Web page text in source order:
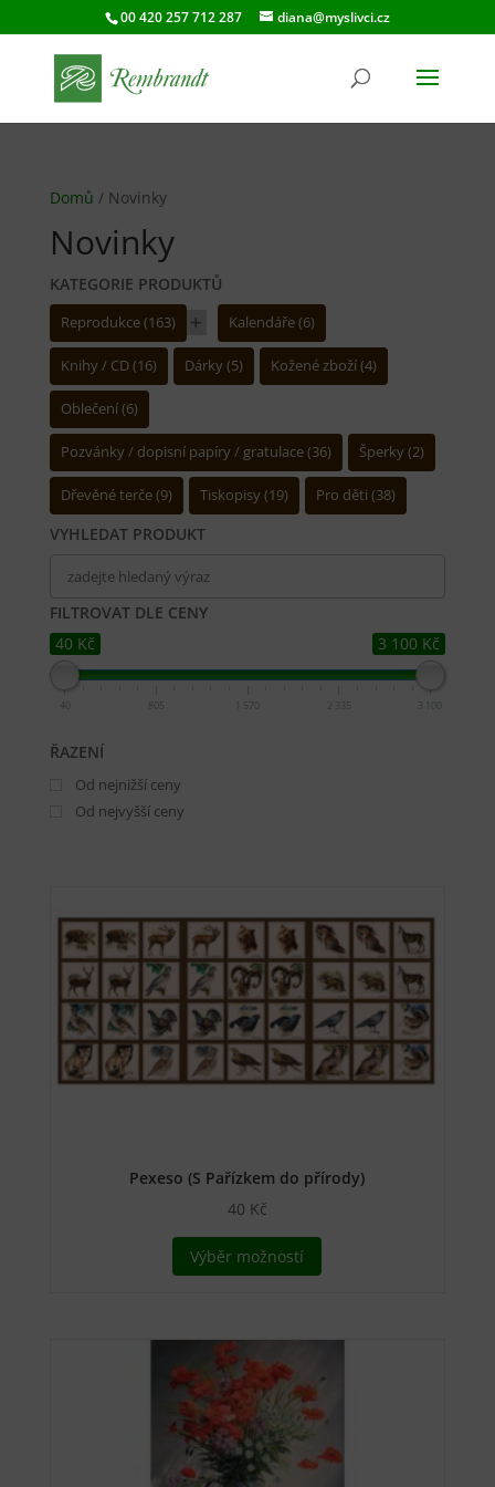
00 420 257 712 287 diana@myslivci.cz
Domů / Novinky
Novinky
KATEGORIE PRODUKTŮ
Reprodukce 163 Kalendáře 6
Knihy / CD 16 Dárky 5 Kožené zboží 4
Oblečení 6
Pozvánky / dopisní papíry / gratulace 36 Šperky 2
Dřevěné terče 9 Tiskopisy 19 Pro děti 38
VYHLEDAT PRODUKT
FILTROVAT DLE CENY
40 Kč
3 100 Kč
40 805 1 570 2 335 3 100
ŘAZENÍ
Od nejnižší ceny
Od nejvyšší ceny
Pexeso (S Pařízkem do přírody)
40 Kč
Výběr možností
lze
vybrat
stránce